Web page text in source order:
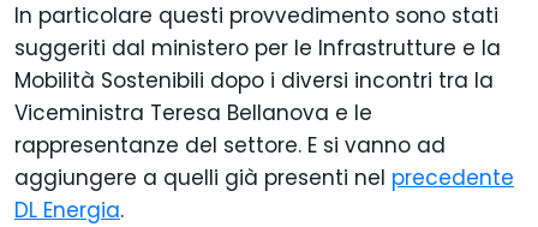
In particolare questi provvedimento sono stati
suggeriti dal ministero per le Infrastrutture e la
Mobilità Sostenibili dopo i diversi incontri tra la
Viceministra Teresa Bellanova e le
rappresentanze del settore. E si vanno ad
aggiungere a quelli già presenti nel precedente
DL Energia.